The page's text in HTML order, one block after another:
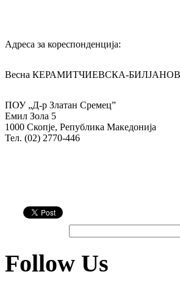
Адреса за кореспонденција:
Весна КЕРАМИТЧИЕВСКА-
ПОУ „Д-р Златан Сремец”
Емил Зола 5
1000 Скопје, Република Македонија
Тел. (02) 2770-446
Follow Us